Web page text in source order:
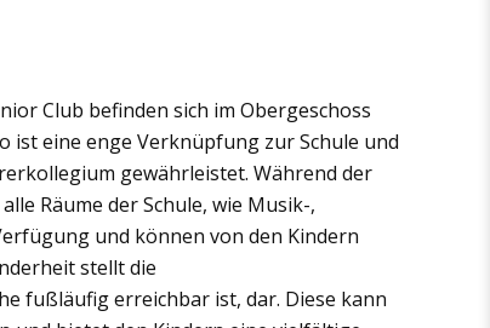
Club befinden sich im Obergeschoss
ist eine enge Verknüpfung zur Schule und
gewährleistet. Während der
Räume der Schule, wie Musik-,
und können von den Kindern
stellt die
fußläufig erreichbar ist, dar. Diese kann